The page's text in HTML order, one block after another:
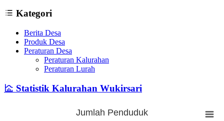
Kategori
Berita Desa
Produk Desa
Peraturan Desa
Peraturan Kalurahan
Peraturan Lurah
Statistik Kalurahan Wukirsari
Jumlah Penduduk